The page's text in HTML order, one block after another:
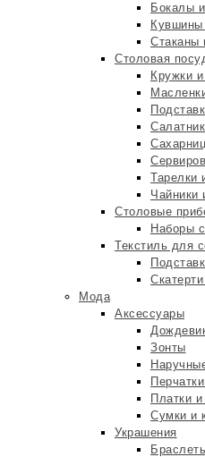
Бокалы
Стаканы
Столовая
Кружки
Тарелки
Чайники
Столовые
Наборы
Текстиль для
Мода
Аксессуары
Зонты
Платки
Сумки и
Украшения